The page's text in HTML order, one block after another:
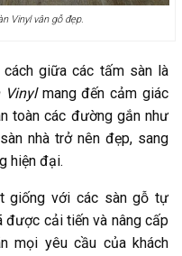
Vinyl vân gỗ đẹp.
cách giữa các tấm sàn là
Vinyl mang đến cảm giác
toàn các đường gắn như
nhà trở nên đẹp, sang
hiện đại.
giống với các sàn gỗ tự
được cải tiến và nâng cấp
mọi yêu cầu của khách